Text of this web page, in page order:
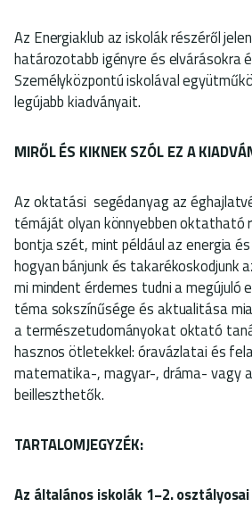
Az Energiaklub az iskolák részéről
határozotabb igényre és elvárásokra
Személyközpontú iskolával
legújabb kiadványait.
MIRŐL ÉS KIKNEK SZÓL EZ A
Az oktatási segédanyag az
témáját olyan könnyebben oktatható
bontja szét, mint például az energia
hogyan bánjunk és takarékoskodjunk
mi mindent érdemes tudni a megújuló
téma sokszínűsége és aktualitása
a természetudományokat oktató
hasznos ötletekkel: óravázlatai és
matematika-, magyar-, dráma- vagy
beilleszthetők.
TARTALOMJEGYZÉK:
Az általános iskolák 1−2.